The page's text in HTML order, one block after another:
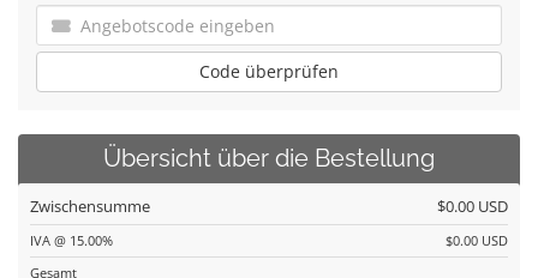
Code überprüfen
Übersicht über die Bestellung
Zwischensumme $0.00 USD
IVA @ 15.00%
$0.00 USD
Gesamt